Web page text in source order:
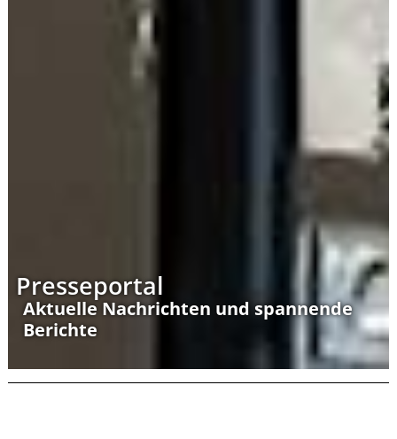
Presseportal
Aktuelle Nachrichten und spannende
Berichte